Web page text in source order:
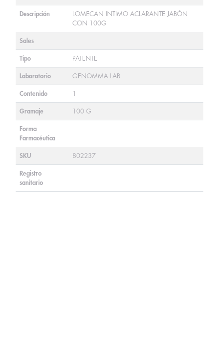
Descripción
LOMECAN INTIMO ACLARANTE JABÓN
CON 100G
Sales
Tipo PATENTE
Laboratorio GENOMMA LAB
Contenido 1
Gramaje 100 G
Forma
Farmacéutica
SKU 802237
Registro
sanitario